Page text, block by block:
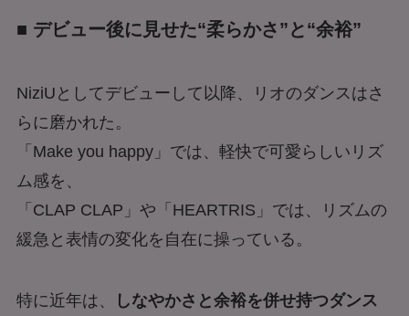
■ デビュー後に見せた“柔らかさ”と“余裕”
NiziUとしてデビューして以降、リオのダンスはさ
らに磨かれた。
「Make you happy」では、軽快で可愛らしいリズ
ム感を、
「CLAP CLAP」や「HEARTRIS」では、リズムの
緩急と表情の変化を自在に操っている。
特に近年は、 しなやかさと余裕を併せ持つダンス